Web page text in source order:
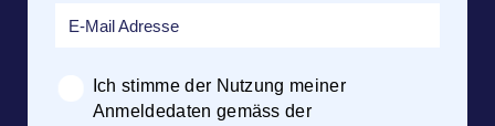
Ich stimme der Nutzung meiner
Anmeldedaten gemäss der